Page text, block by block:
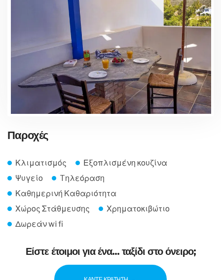
Παροχές
Κλιματισμός
Εξοπλισμένη κουζίνα
Ψυγείο
Tηλεόραση
Καθημερινή Καθαριότητα
Χώρος Στάθμευσης
Χρηματοκιβώτιο
Δωρεάν wi fi
Είστε έτοιμοι για ένα… ταξίδι στο όνειρο;